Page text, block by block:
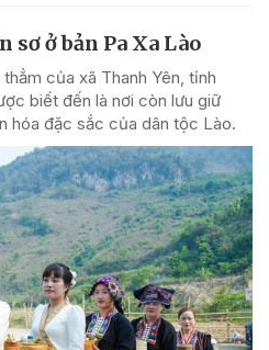
sơ ở bản Pa Xa Lào
của xã Thanh Yên, tỉnh
biết đến là nơi còn lưu giữ
hóa đặc sắc của dân tộc Lào.